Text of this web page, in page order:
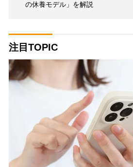
の休養モデル」を解説
注目TOPIC